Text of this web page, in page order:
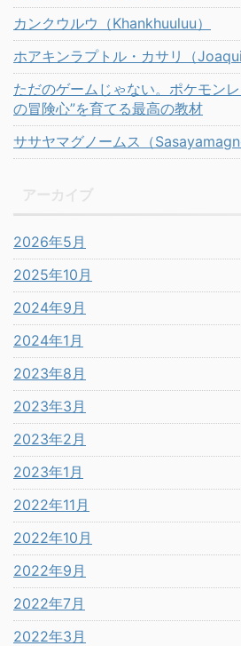
カンクウルウ（Khankhuuluu）
ホアキンラプトル・カサリ（
ただのゲームじゃない。ポケモン
の冒険心”を育てる最高の教材
ササヤマグノームス（
2026年5月
2025年10月
2024年9月
2024年1月
2023年8月
2023年3月
2023年2月
2023年1月
2022年11月
2022年10月
2022年9月
2022年7月
2022年3月